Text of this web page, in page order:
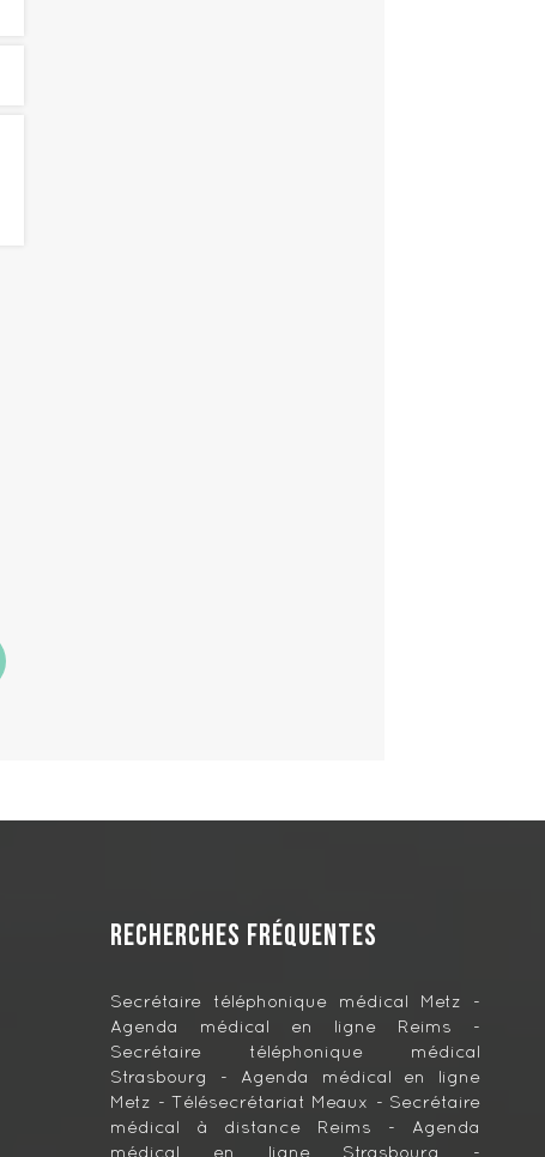
Recherches fréquentes
Secrétaire téléphonique médical Metz
Agenda médical en ligne Reims
Secrétaire téléphonique médical
Strasbourg
Agenda médical en ligne
Metz
Télésecrétariat Meaux
Secrétaire
médical à distance Reims
Agenda
médical en ligne Strasbourg